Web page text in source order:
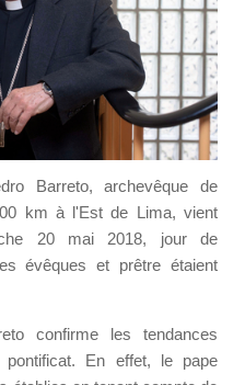
Barreto, archevêque de
km à l'Est de Lima, vient
20 mai 2018, jour de
évêques et prêtre étaient
confirme les tendances
pontificat. En effet, le pape